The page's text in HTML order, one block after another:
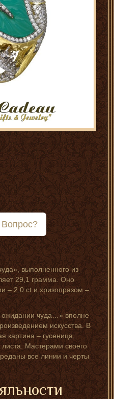
Вопрос?
выполненного из
29,1 грамма. Оно
– 2,0 ct и хризопразом –
ожидании чуда…» вполне
искусства. В
картина – гусеница,
Мастерами своего
все линии и черты